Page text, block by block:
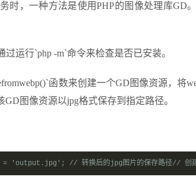
时，一种方法是使用PHP的图像处理库GD
运行`php -m`命令来检查是否已安装。
函数来创建一个GD图像资源，将
图像资源以jpg格式保存到指定路径。
= 'output.jpg'; // 转换后的jpg图片的保存路径// 创